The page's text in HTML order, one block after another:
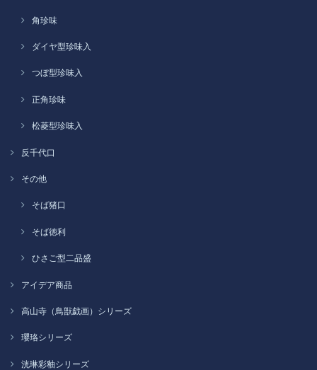
角珍味
ダイヤ型珍味入
つぼ型珍味入
正角珍味
松菱型珍味入
反千代口
その他
そば猪口
そば徳利
ひさご型二品盛
アイデア商品
高山寺（鳥獣戯画）シリーズ
瓔珞シリーズ
洸琳彩釉シリーズ